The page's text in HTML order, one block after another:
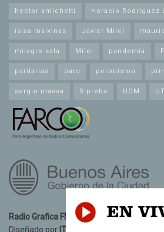
hector amichetti Horacio Rodríguez
islas malvinas Javier Milei
milagro sala Milei pandemia
paritarias paro peronismo
sergio massa Sipreba UOM
Radio Grafica FM 89.3© 2021. Todos los
Diseñado por IT10 Informatica y